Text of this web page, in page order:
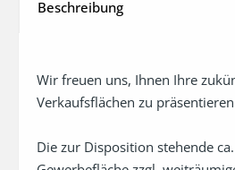
Beschreibung
Wir freuen uns, Ihnen Ihre
Verkaufsflächen zu
Die zur Disposition stehende